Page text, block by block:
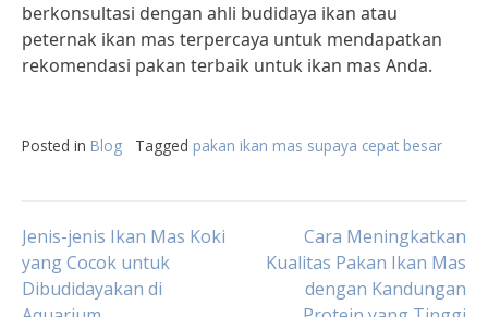
berkonsultasi dengan ahli budidaya ikan atau
peternak ikan mas terpercaya untuk mendapatkan
rekomendasi pakan terbaik untuk ikan mas Anda.
Posted in Blog Tagged pakan ikan mas supaya cepat besar
Post
navigation
Jenis-jenis Ikan Mas Koki
yang Cocok untuk
Dibudidayakan di
Cara Meningkatkan
Kualitas Pakan Ikan Mas
dengan Kandungan